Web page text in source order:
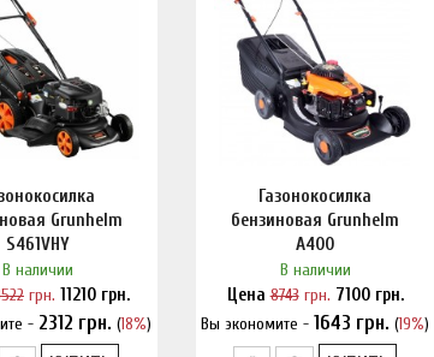
Grunhelm
S461VHY
В наличии
грн. 11210 грн.
- 2312 грн. (18%)
дешевле?
Газонокосилка
бензиновая Grunhelm
А400
В наличии
Цена8743грн. 7100грн.
Вы экономите -1643 грн. (19%)
Нашли дешевле?